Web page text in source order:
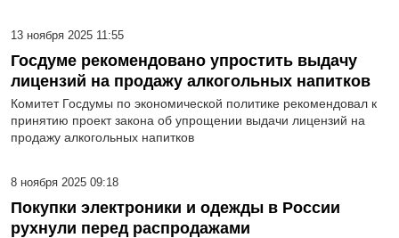
13 ноября 2025 11:55
Госдуме рекомендовано упростить выдачу
лицензий на продажу алкогольных напитков
Комитет Госдумы по экономической политике рекомендовал к
принятию проект закона об упрощении выдачи лицензий на
продажу алкогольных напитков
8 ноября 2025 09:18
Покупки электроники и одежды в России
рухнули перед распродажами